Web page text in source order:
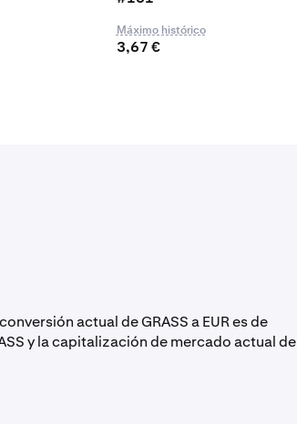
Máximo histórico
3,67 €
actual de GRASS a EUR es de
y la capitalización de mercado actual de